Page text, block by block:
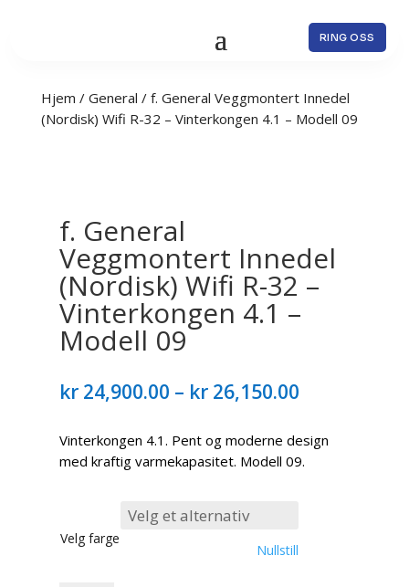
RING OSS
Hjem / General / f. General Veggmontert Innedel
(Nordisk) Wifi R-32 – Vinterkongen 4.1 – Modell 09
f. General
Veggmontert Innedel
(Nordisk) Wifi R-32 –
Vinterkongen 4.1 –
Modell 09
kr24,900.00 – kr26,150.00Prisområde:
til
kr 26,150.00
Vinterkongen 4.1. Pent og moderne design
med kraftig varmekapasitet. Modell 09.
Velg farge
Nullstill